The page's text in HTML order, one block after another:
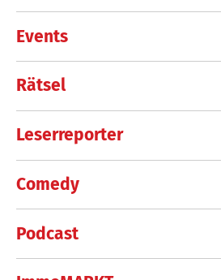
Events
Rätsel
Leserreporter
Comedy
Podcast